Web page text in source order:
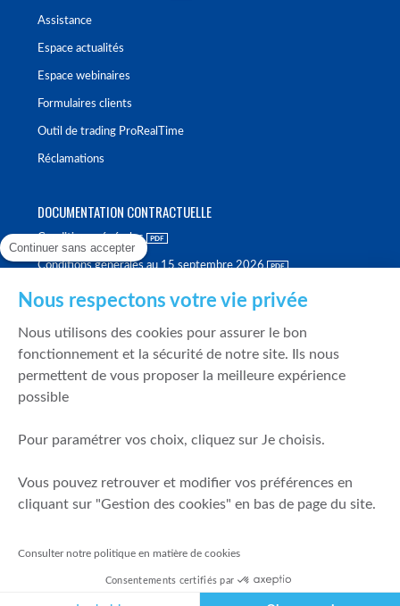
Assistance
Espace actualités
Espace webinaires
Formulaires clients
Outil de trading ProRealTime
Réclamations
DOCUMENTATION CONTRACTUELLE
Conditions générales
Conditions générales au 15 septembre 2026
Politique de meilleure sélection
Politique de durabilité
Fonds de garantie des dépôts et de résolution
Mentions légales
Prévention de la fraude
Politique de gestion des conflits d'intérêts
Continuer sans accepter
Nous respectons votre vie privée
Nous utilisons des cookies pour assurer le bon
fonctionnement et la sécurité de notre site. Ils nous
permettent de vous proposer la meilleure expérience
possible
Pour paramétrer vos choix, cliquez sur Je choisis.
Vous pouvez retrouver et modifier vos préférences en
cliquant sur "Gestion des cookies" en bas de page du site.
Consulter notre politique en matière de cookies
Consentements certifiés par